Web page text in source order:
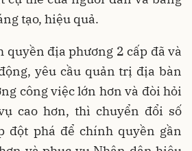
tạo, hiệu quả.
địa phương 2 cấp đã và
yêu cầu quản trị địa bàn
công việc lớn hơn và đòi hỏi
cao hơn, thì chuyển đổi số
đột phá để chính quyền gần